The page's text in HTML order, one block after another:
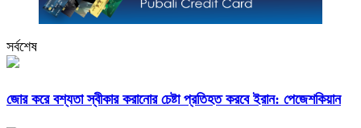
সর্বশেষ
জোর করে বশ্যতা স্বীকার করানোর চেষ্টা প্রতিহত করবে ইরান: পেজেশকিয়ান